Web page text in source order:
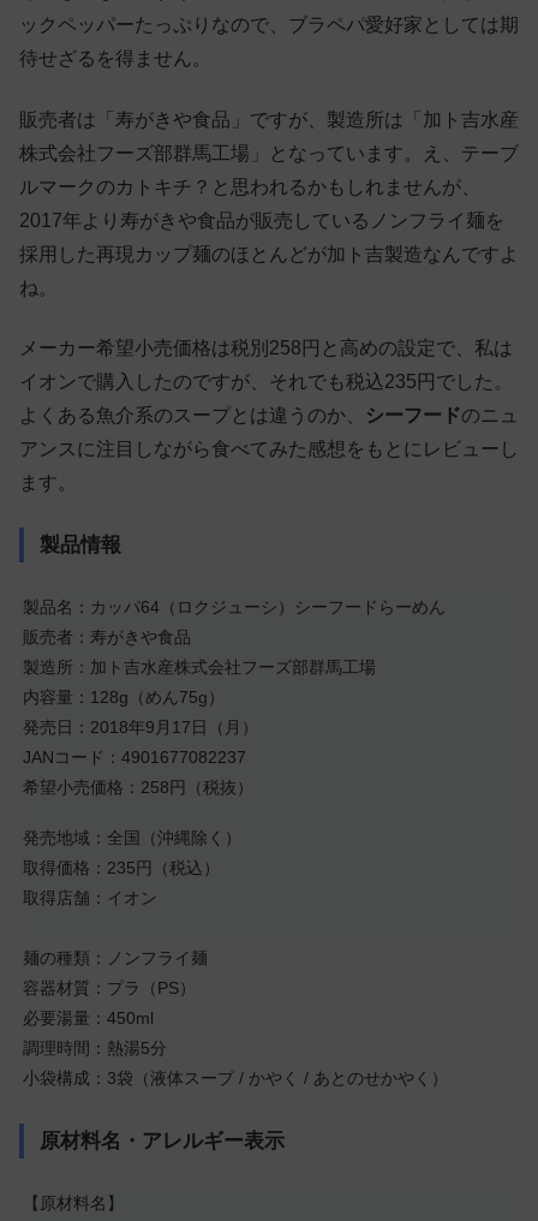
ックペッパーたっぷりなので、ブラペパ愛好家としては期
待せざるを得ません。
販売者は「寿がきや食品」ですが、製造所は「加ト吉水産
株式会社フーズ部群馬工場」となっています。え、テーブ
ルマークのカトキチ？と思われるかもしれませんが、
2017年より寿がきや食品が販売しているノンフライ麺を
採用した再現カップ麺のほとんどが加ト吉製造なんですよ
ね。
メーカー希望小売価格は税別258円と高めの設定で、私は
イオンで購入したのですが、それでも税込235円でした。
よくある魚介系のスープとは違うのか、
シーフードのニュ
アンスに注目しながら食べてみた感想をもとにレビューし
ます。
製品情報
製品名：カッパ64（ロクジューシ）シーフードらーめん
販売者：寿がきや食品
製造所：加ト吉水産株式会社フーズ部群馬工場
内容量：128g（めん75g）
発売日：2018年9月17日（月）
JANコード：4901677082237
希望小売価格：258円（税抜）
発売地域：全国（沖縄除く）
取得価格：235円（税込）
取得店舗：イオン
麺の種類：ノンフライ麺
容器材質：プラ（PS）
必要湯量：450ml
調理時間：熱湯5分
小袋構成：3袋（液体スープ / かやく / あとのせかやく）
原材料名・アレルギー表示
【原材料名】